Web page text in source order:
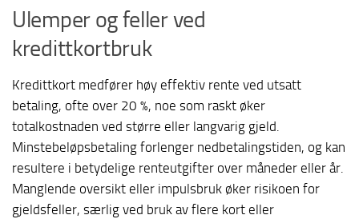
Ulemper og feller ved
kredittkortbruk
Kredittkort medfører høy effektiv rente ved utsatt
betaling, ofte over 20 %, noe som raskt øker
totalkostnaden ved større eller langvarig gjeld.
Minstebeløpsbetaling forlenger nedbetalingstiden, og kan
resultere i betydelige renteutgifter over måneder eller år.
Manglende oversikt eller impulsbruk øker risikoen for
gjeldsfeller, særlig ved bruk av flere kort eller